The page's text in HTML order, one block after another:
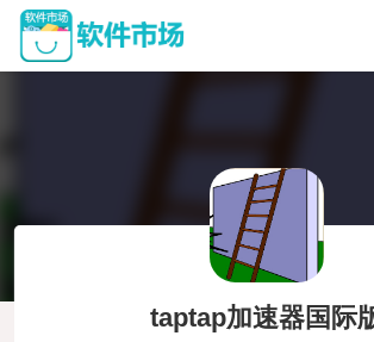
taptap加速器国际